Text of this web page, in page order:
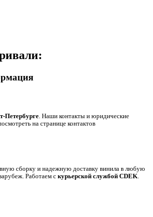
Петербурге. Наши контакты и юридические
на странице контактов
сборку и надежную доставку винила в любую
Работаем с курьерской службой CDEK